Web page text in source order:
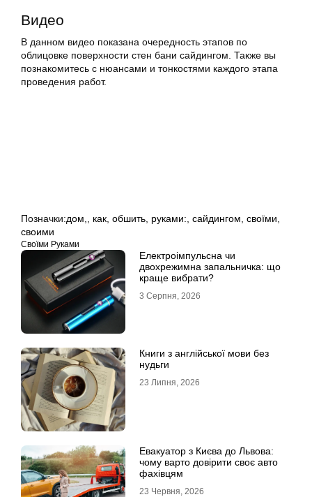
Видео
В данном видео показана очередность этапов по
облицовке поверхности стен бани сайдингом. Также вы
познакомитесь с нюансами и тонкостями каждого этапа
проведения работ.
Позначки:дом, как обшить руками: сайдингом своїми
своими
Своїми Руками
Електроімпульсна чи
двохрежимна запальничка: що
краще вибрати?
3 Серпня, 2026
Книги з англійської мови без
нудьги
23 Липня, 2026
Евакуатор з Києва до Львова:
чому варто довірити своє авто
фахівцям
23 Червня, 2026